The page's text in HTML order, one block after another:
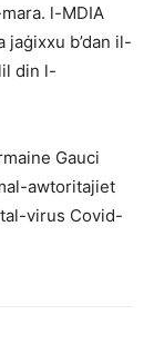
l-MDIA
b’dan il-
din l-
Gauci
awtoritajiet
virus Covid-